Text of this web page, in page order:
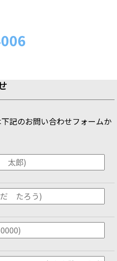
記のお問い合わせフォームか